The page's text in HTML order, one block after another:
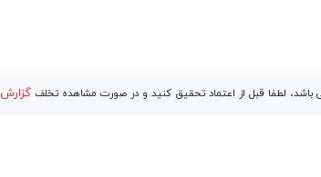
لطفا قبل از اعتماد تحقیق کنید و در صورت مشاهده تخلفگزارش